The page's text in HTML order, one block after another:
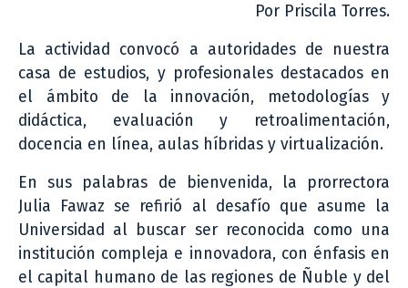
Por Priscila Torres.
La actividad convocó a autoridades de nuestra
casa de estudios, y profesionales destacados en
el ámbito de la innovación, metodologías y
didáctica, evaluación y retroalimentación,
docencia en línea, aulas híbridas y virtualización.
En sus palabras de bienvenida, la prorrectora
Julia Fawaz se refirió al desafío que asume la
Universidad al buscar ser reconocida como una
institución compleja e innovadora, con énfasis en
el capital humano de las regiones de Ñuble y del